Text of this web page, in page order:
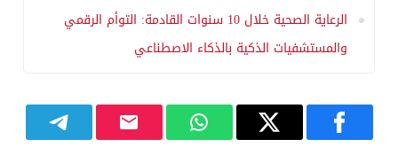
الرعاية الصحية خلال 10 سنوات القادمة: التوأم الرقمي
والمستشفيات الذكية بالذكاء الاصطناعي